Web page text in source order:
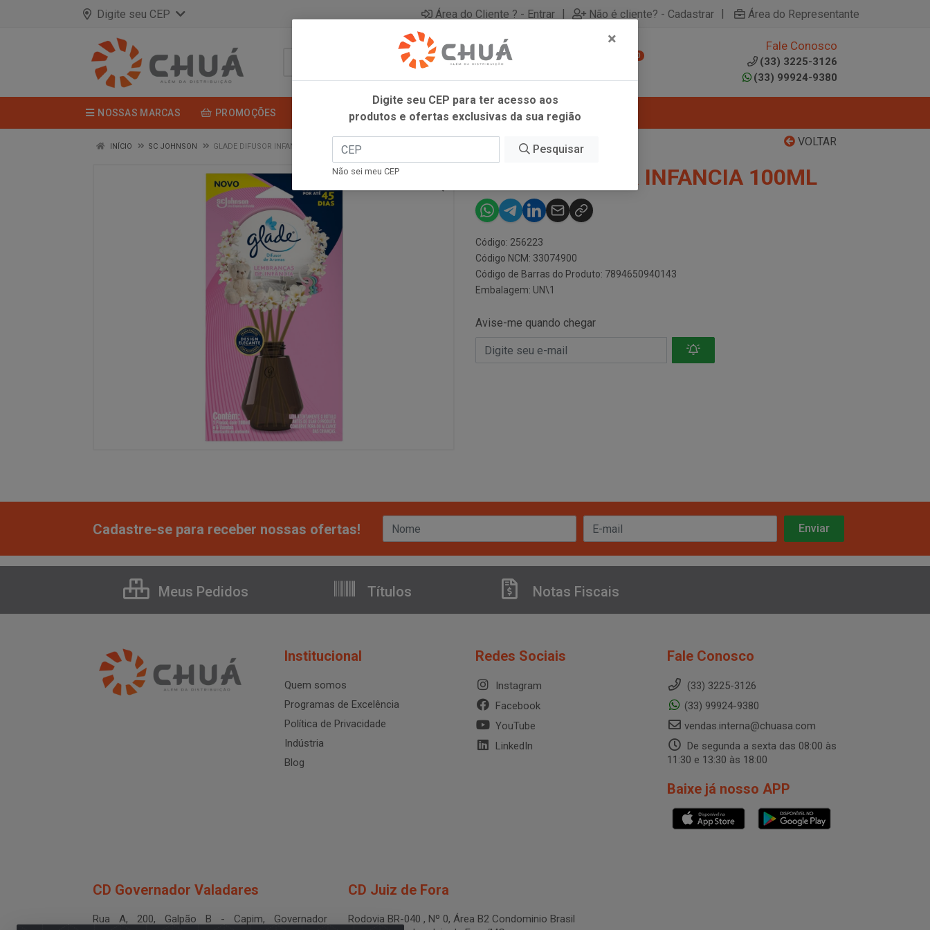
Digite seu CEP Área do Cliente ? - Entrar | Não é cliente? - Cadastrar | Área do Representante
0
Fale Conosco
(33) 3225-3126
(33) 99924-9380
NOSSAS MARCAS PROMOÇÕES
VOLTAR
INÍCIO SC JOHNSON GLADE DIFUSOR INFANCIA 100ML
GLADE DIFUSOR INFANCIA 100ML
Código: 256223
Código NCM: 33074900
Código de Barras do Produto: 7894650940143
Embalagem: UN\1
Avise-me quando chegar
Cadastre-se para receber nossas ofertas!
Meus Pedidos Títulos Notas Fiscais
Institucional
Quem somos
Programas de Excelência
Política de Privacidade
Indústria
Blog
Redes Sociais
Instagram
Facebook
YouTube
LinkedIn
Fale Conosco
(33) 3225-3126
(33) 99924-9380
vendas.interna@chuasa.com
De segunda a sexta das 08:00 às
11:30 e 13:30 às 18:00
Baixe já nosso APP
CD Governador Valadares
Rua A, 200, Galpão B - Capim, Governador
CD Juiz de Fora
Rodovia BR-040 , Nº 0, Área B2 Condominio Brasil
×
Digite seu CEP para ter acesso aos
produtos e ofertas exclusivas da sua região
Pesquisar
Não sei meu CEP